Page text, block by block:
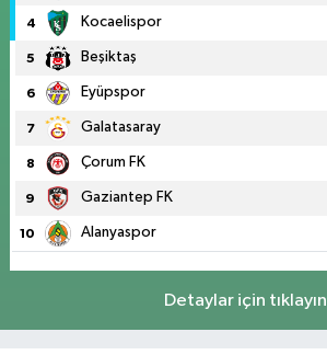
4 Kocaelispor
5 Beşiktaş
6 Eyüpspor
7 Galatasaray
8 Çorum FK
9 Gaziantep FK
10 Alanyaspor
Detaylar için tıklayın